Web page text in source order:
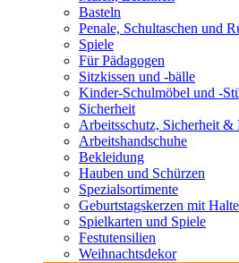
Basteln
Penale, Schultaschen und
Spiele
Für Pädagogen
Sitzkissen und -bälle
Kinder-Schulmöbel und -
Sicherheit
Arbeitsschutz, Sicherheit &
Arbeitshandschuhe
Bekleidung
Hauben und Schürzen
Spezialsortimente
Geburtstagskerzen mit
Spielkarten und Spiele
Festutensilien
Weihnachtsdekor